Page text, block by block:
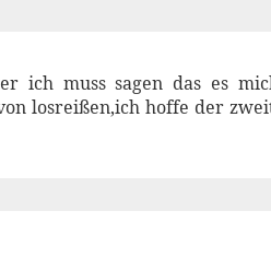
ich muss sagen das es
losreißen,ich hoffe der